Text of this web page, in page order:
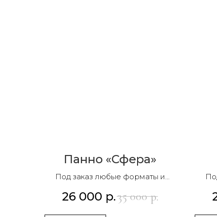
Панно «Сфера»
Под заказ любые форматы и
26 000 р.35 000 р.